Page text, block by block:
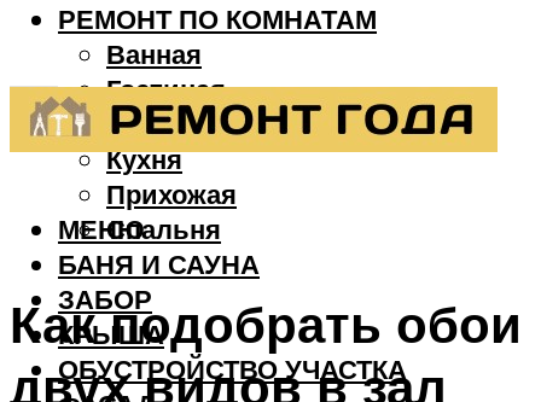
РЕМОНТ ПО КОМНАТАМ
Ванная
Гостиная
Детская
Кухня
Прихожая
Спальня
БАНЯ И САУНА
ЗАБОР
КРЫША
ОБУСТРОЙСТВО УЧАСТКА
МЕНЮ
Как подобрать обои
двух видов в зал